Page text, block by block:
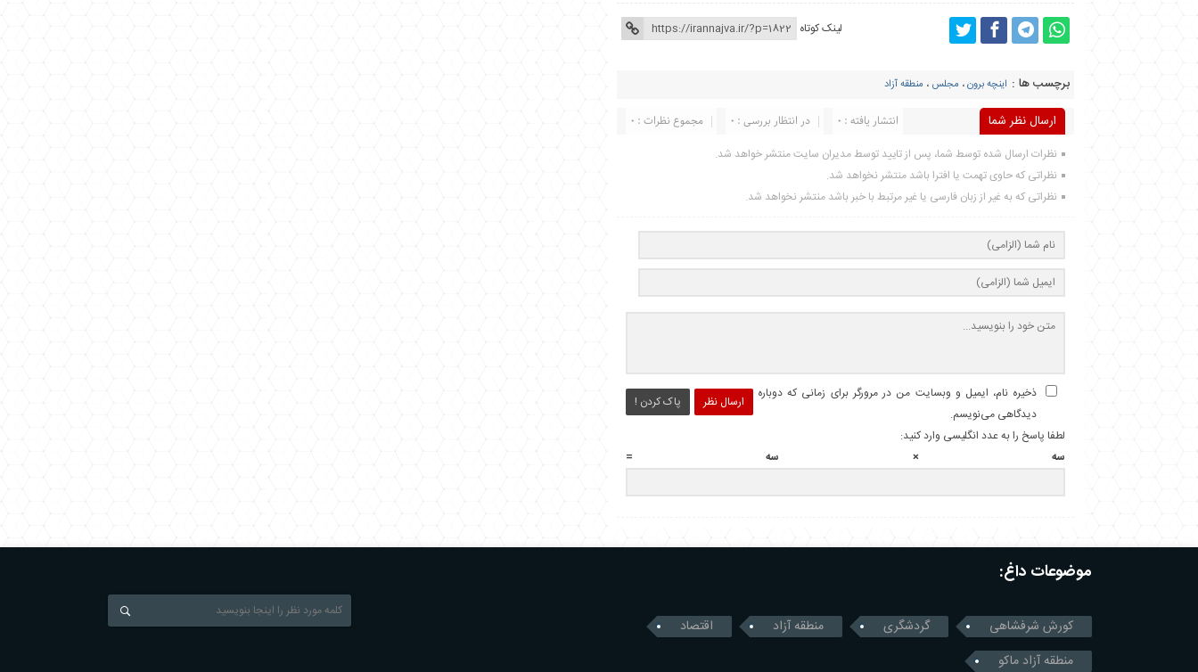
لینک کوتاه
برچسب ها : اینچه برون، مجلس ، منطقه آزاد
ارسال نظر شما مجموع نظرات : 0 در انتظار بررسی : 0 انتشار یافته : 0
نظرات ارسال شده توسط شما، پس از تایید توسط مدیران سایت منتشر خواهد شد.
نظراتی که حاوی تهمت یا افترا باشد منتشر نخواهد شد.
نظراتی که به غیر از زبان فارسی یا غیر مرتبط با خبر باشد منتشر نخواهد شد.
ارسال نظر پاک کردن !
ذخیره نام، ایمیل و وبسایت من در مرورگر برای زمانی که دوباره
دیدگاهی می‌نویسم.
لطفا پاسخ را به عدد انگلیسی وارد کنید:
سه × سه =
موضوعات داغ:
کورش شرفشاهی گردشگری منطقه آزاد
اقتصاد
منطقه آزاد ماکو